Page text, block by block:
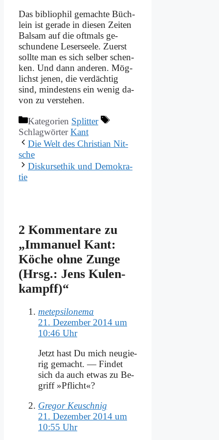
Das bi­blio­phil ge­mach­te Büch­
lein ist ge­ra­de in die­sen Zei­ten
Bal­sam auf die oft­mals ge­
schun­de­ne Le­ser­see­le. Zu­erst
soll­te man es sich sel­ber schen­
ken. Und dann an­de­ren. Mög­
lichst je­nen, die ver­däch­tig
sind, min­de­stens ein we­nig da­
von zu ver­ste­hen.
Kategorien Splitter
SchlagwörterKant
Die Welt des Chri­sti­an Nit­
sche
Dis­kurs­ethik und De­mo­kra­
tie
2 Kommentare zu
„Im­ma­nu­el Kant:
Kö­che oh­ne Zun­ge
(Hrsg.: Jens Ku­len­
kampff)“
metepsilonema
21. Dezember 2014 um
10:46 Uhr
Jetzt hast Du mich neu­gie­
rig ge­macht. — Fin­det
sich da auch et­was zu Be­
griff »Pflicht«?
Gregor Keuschnig
21. Dezember 2014 um
10:55 Uhr